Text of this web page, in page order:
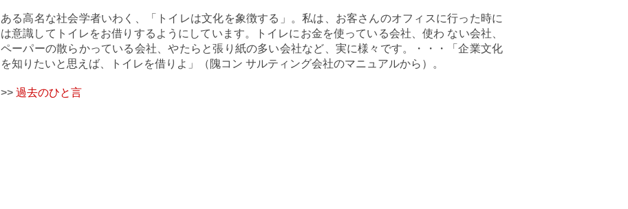
ある高名な社会学者いわく、「トイレは文化を象徴する」。私は、お客さんのオフィスに行った時に
は意識してトイレをお借りするようにしています。トイレにお金を使っている会社、使わ ない会社、
ペーパーの散らかっている会社、やたらと張り紙の多い会社など、実に様々です。・・・「企業文化
を知りたいと思えば、トイレを借りよ」（隗コン サルティング会社のマニュアルから）。
>> 過去のひと言